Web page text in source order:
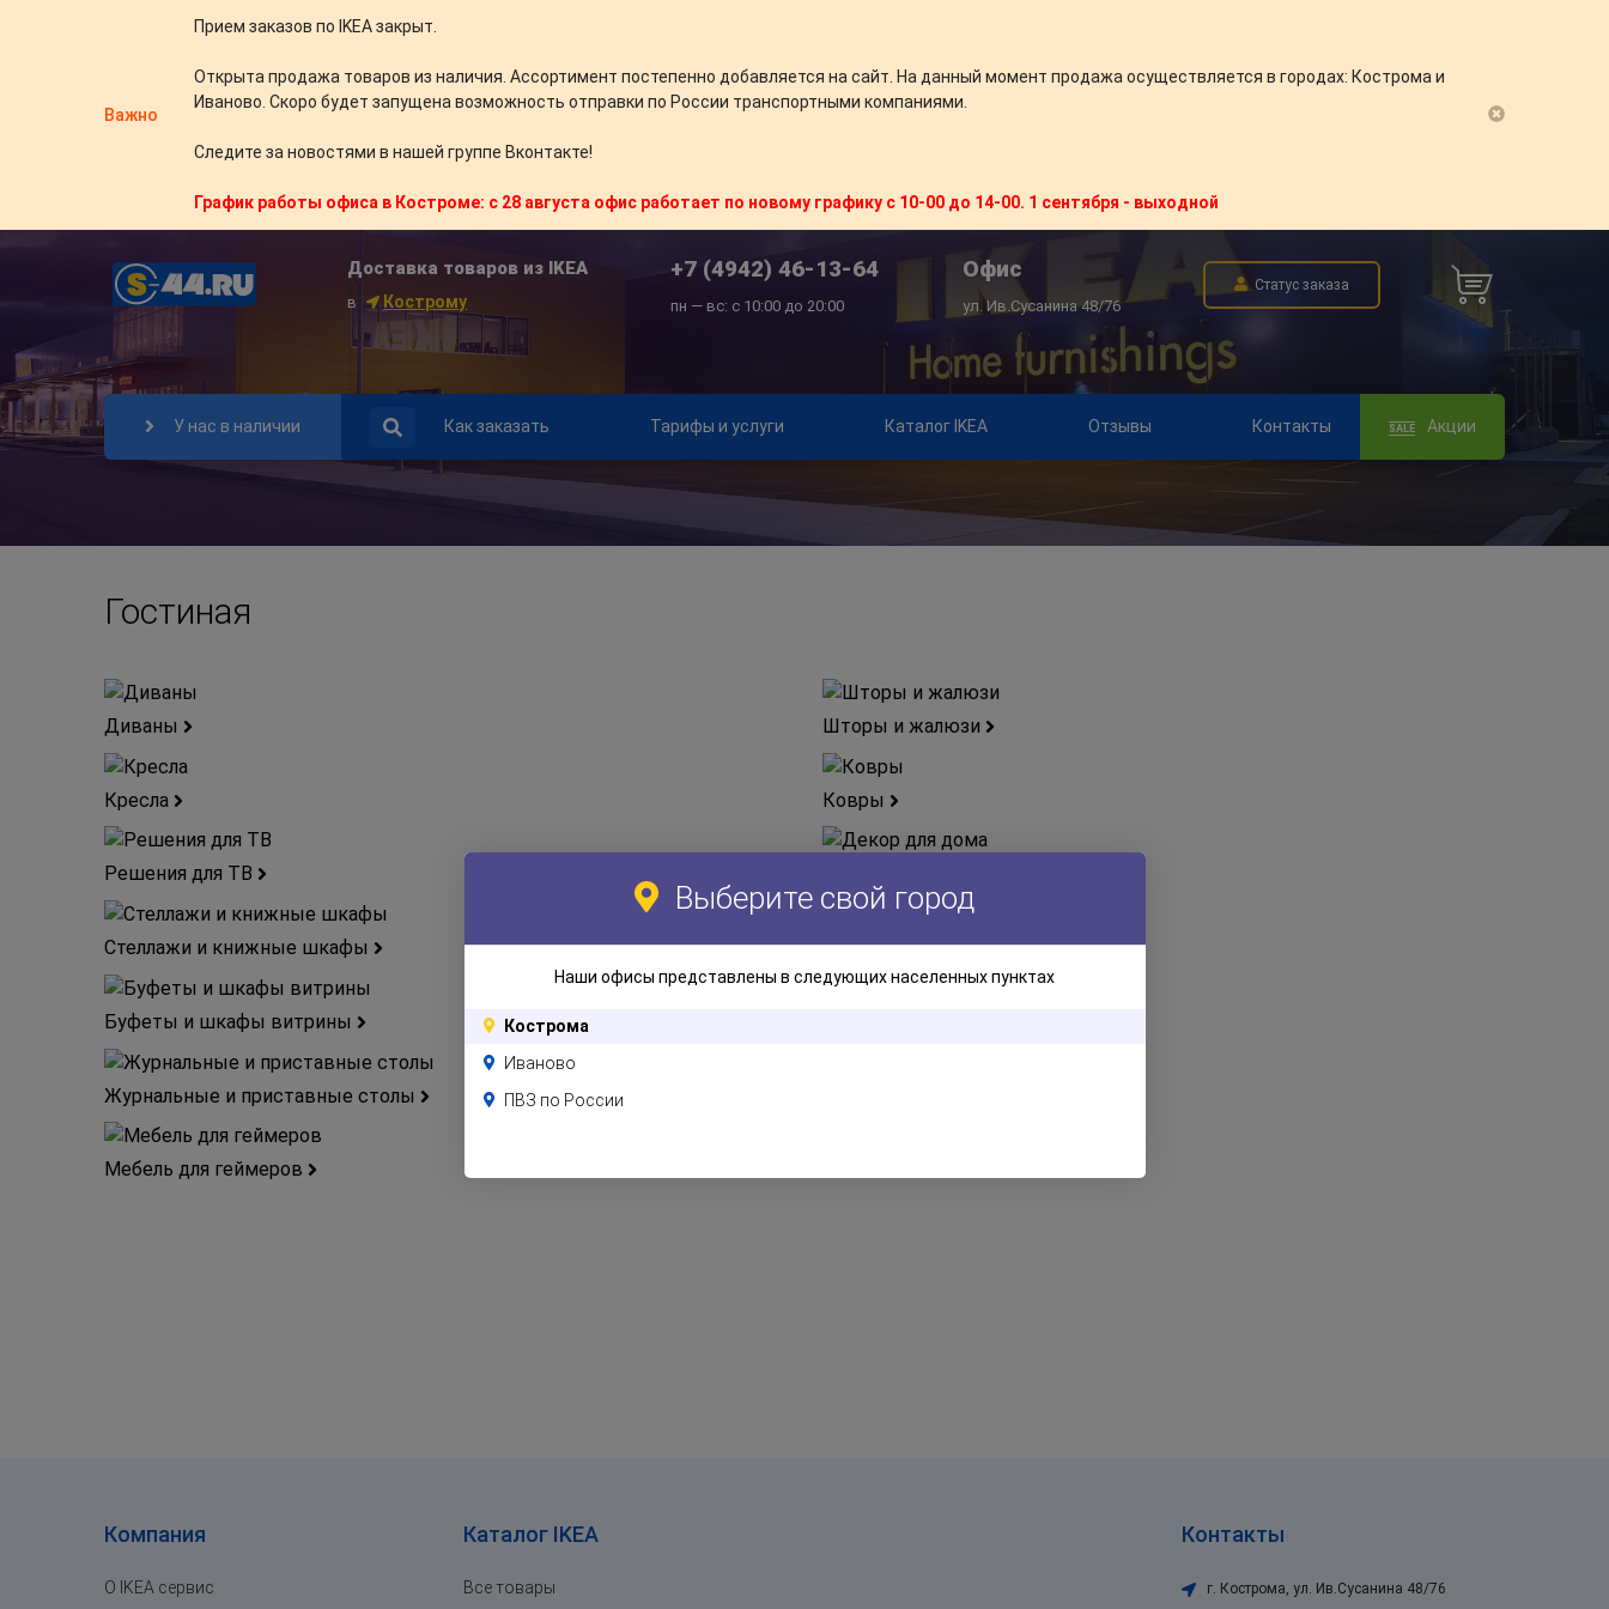
Важно
Прием заказов по IKEA закрыт.
Открыта продажа товаров из наличия. Ассортимент постепенно добавляется на сайт. На данный момент продажа осуществляется в городах: Кострома и
Иваново. Скоро будет запущена возможность отправки по России транспортными компаниями.
Следите за новостями в нашей группе Вконтакте!
График работы офиса в Костроме: с 28 августа офис работает по новому графику с 10-00 до 14-00. 1 сентября - выходной
Доставка товаров из IKEA
в Кострому
+7 (4942) 46-13-64
пн — вс: с 10:00 до 20:00
Офис
ул. Ив.Сусанина 48/76
Статус заказа
У нас в наличии Как заказать Тарифы и услуги Каталог IKEA Отзывы Контакты Акции
Гостиная
Диваны
Кресла
Решения для ТВ
Стеллажи и книжные шкафы
Буфеты и шкафы витрины
Журнальные и приставные столы
Мебель для геймеров
Шторы и жалюзи
Ковры
Декоративные подушки и чехлы
Выберите свой город
Наши офисы представлены в следующих населенных пунктах
Кострома
Иваново
ПВЗ по России
Компания
О IKEA сервис
Каталог IKEA
Все товары
Контакты
г. Кострома, ул. Ив.Сусанина 48/76